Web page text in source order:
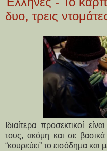
δυο, τρεις
Ιδιαίτερα προσεκτικοί
τους, ακόμη και σε
“κουρεύει” το εισόδημα και